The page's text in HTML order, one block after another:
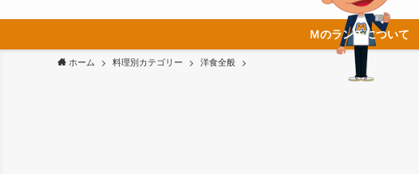
Ｍのランチについて
ホーム 料理別カテゴリー 洋食全般